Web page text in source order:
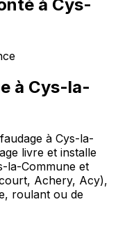
à Cys-
à Cys-la-
à Cys-la-
livre et installe
la-Commune et
Achery, Acy),
roulant ou de